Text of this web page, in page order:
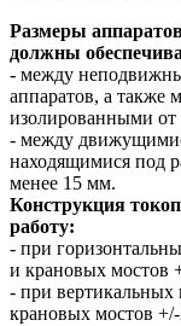
Размеры
должны
- между
аппаратов, а также
изолированными
- между
находящимися под
менее 15 мм.
Конструкция
работу:
- при
и крановых мостов
- при вертикальных
крановых мостов